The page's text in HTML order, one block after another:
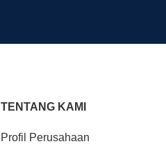
TENTANG KAMI
Profil Perusahaan